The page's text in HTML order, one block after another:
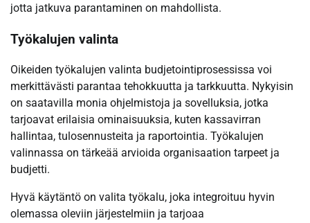
jotta jatkuva parantaminen on mahdollista.
Työkalujen valinta
Oikeiden työkalujen valinta budjetointiprosessissa voi
merkittävästi parantaa tehokkuutta ja tarkkuutta. Nykyisin
on saatavilla monia ohjelmistoja ja sovelluksia, jotka
tarjoavat erilaisia ominaisuuksia, kuten kassavirran
hallintaa, tulosennusteita ja raportointia. Työkalujen
valinnassa on tärkeää arvioida organisaation tarpeet ja
budjetti.
Hyvä käytäntö on valita työkalu, joka integroituu hyvin
olemassa oleviin järjestelmiin ja tarjoaa